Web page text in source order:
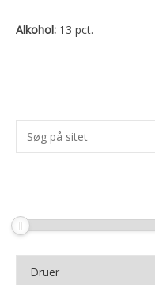
Alkohol: 13 pct.
Primær
Sidebar
Søg
på